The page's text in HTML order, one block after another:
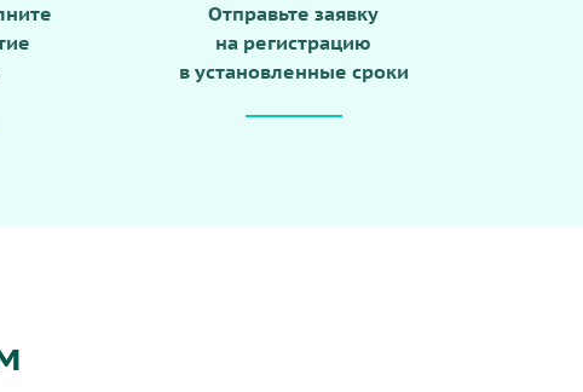
Отправьте заявку
на регистрацию
в установленные сроки